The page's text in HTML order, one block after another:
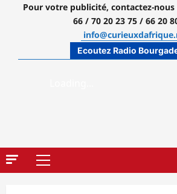
Pour votre publicité, contactez-nous
66 / 70 20 23 75 / 66 20
Ecoutez Radio
Menu